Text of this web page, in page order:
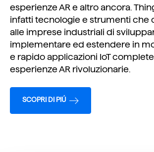
esperienze AR e altro ancora.
infatti tecnologie e strumenti che
alle imprese industriali di
implementare ed estendere in
e rapido applicazioni IoT
esperienze AR rivoluzionarie.
SCOPRI DI PIÚ